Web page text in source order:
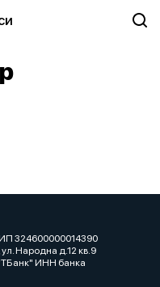
324600000014390
Народна д.12 кв.9
ИНН банка